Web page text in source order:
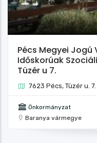
Pécs Megyei
Időskorúak
Tüzér u 7.
7623 Pécs, Tüzér u. 7.
Önkormányzat
Baranya vármegye